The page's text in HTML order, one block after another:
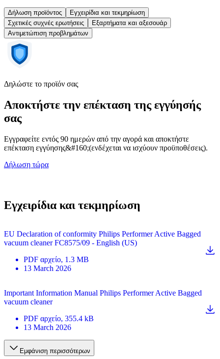
Δήλωση προϊόντος
Εγχειρίδια και τεκμηρίωση
Σχετικές συχνές ερωτήσεις
Εξαρτήματα και αξεσουάρ
Αντιμετώπιση προβλημάτων
Δηλώστε το προϊόν σας
Αποκτήστε την επέκταση της εγγύησής
σας
Εγγραφείτε εντός 90 ημερών από την αγορά και αποκτήστε
επέκταση εγγύησης&#160;(ενδέχεται να ισχύουν προϋποθέσεις).
Δήλωση τώρα
Εγχειρίδια και τεκμηρίωση
EU Declaration of conformity Philips Performer Active Bagged
vacuum cleaner FC8575/09 - English (US)
PDF αρχείο, 1.3 MB
13 March 2026
Important Information Manual Philips Performer Active Bagged
vacuum cleaner
PDF αρχείο, 355.4 kB
13 March 2026
Εμφάνιση περισσότερων